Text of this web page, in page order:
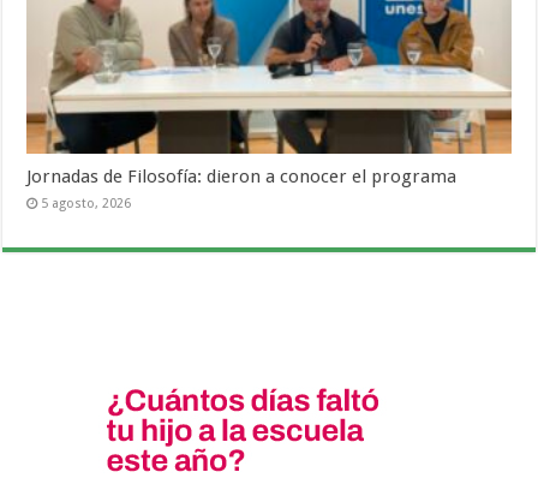
Jornadas de Filosofía: dieron a conocer el programa
5 agosto, 2026